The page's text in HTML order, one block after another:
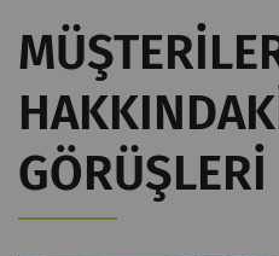
GÖRÜŞLERI